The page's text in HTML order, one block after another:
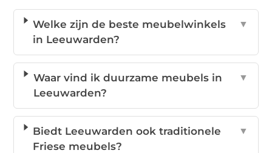
Welke zijn de beste meubelwinkels
in Leeuwarden?
▼
Waar vind ik duurzame meubels in
Leeuwarden?
▼
Biedt Leeuwarden ook traditionele
Friese meubels?
▼